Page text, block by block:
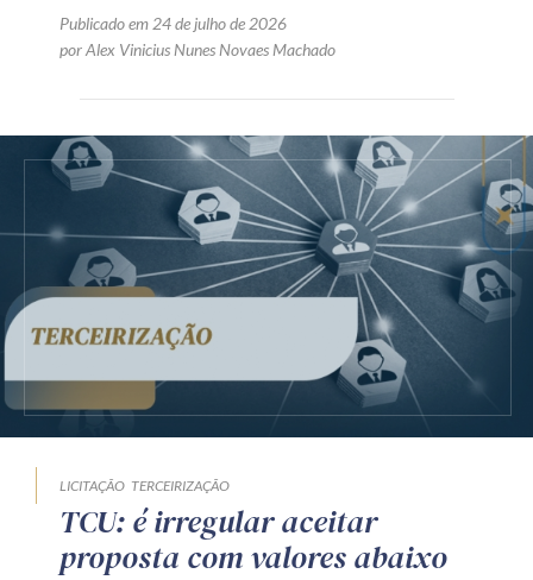
Publicado em 24 de julho de 2026
por Alex Vinicius Nunes Novaes Machado
LICITAÇÃO TERCEIRIZAÇÃO
TCU: é irregular aceitar
proposta com valores abaixo